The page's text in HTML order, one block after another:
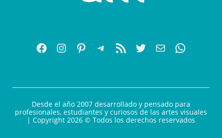
Desde el año 2007 desarrollado y pensado para
profesionales, estudiantes y curiosos de las artes visuales
| Copyright 2026 © Todos los derechos reservados